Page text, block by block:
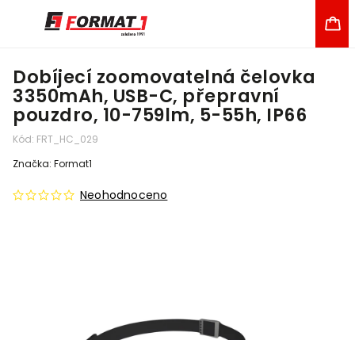
Dobíjecí zoomovatelná čelovka
3350mAh, USB-C, přepravní
pouzdro, 10-759lm, 5-55h, IP66
Kód: FRT_HC_029
Neohodnoceno
Značka: Format1